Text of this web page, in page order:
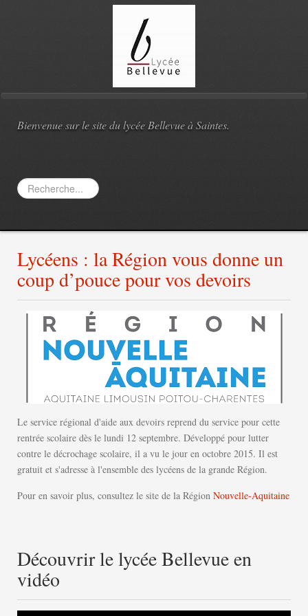
Bienvenue sur le site du lycée Bellevue à Saintes.
Rechercher
Lycéens : la Région vous donne un
coup d’pouce pour vos devoirs
Le service régional d'aide aux devoirs reprend du service pour cette
rentrée scolaire dès le lundi 12 septembre. Développé pour lutter
contre le décrochage scolaire, il a vu le jour en octobre 2015. Il est
gratuit et s'adresse à l'ensemble des lycéens de la grande Région.
Pour en savoir plus, consultez le site de la Région Nouvelle-Aquitaine
Découvrir le lycée Bellevue en
vidéo